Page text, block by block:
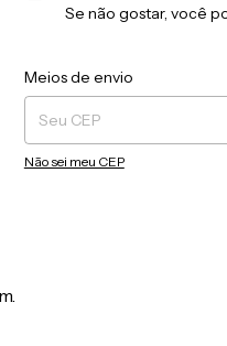
Se não gostar, você
Entregas para o CEP:
Meios de envio
Não sei meu CEP